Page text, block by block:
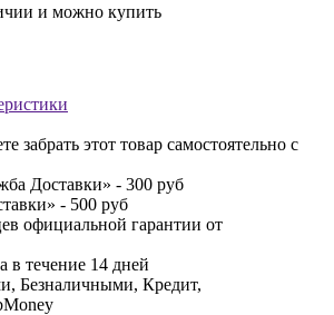
и можно купить
забрать этот товар самостоятельно с
Доставки» - 300 руб
- 500 руб
официальной гарантии от
в течение 14 дней
Безналичными, Кредит,